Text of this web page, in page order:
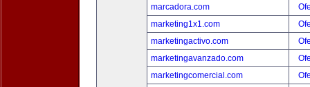
marcadora.com
marketing1x1.com
marketingactivo.com
marketingavanzado.com
marketingcomercial.com